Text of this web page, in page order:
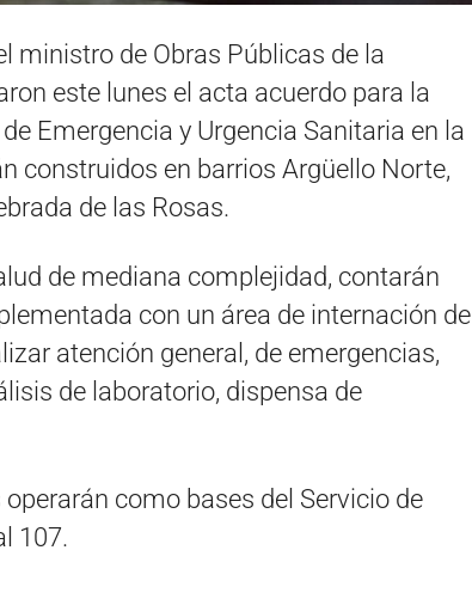
ministro de Obras Públicas de la
este lunes el acta acuerdo para la
Emergencia y Urgencia Sanitaria en la
construidos en barrios Argüello Norte,
de las Rosas.
de mediana complejidad, contarán
con un área de internación de
atención general, de emergencias,
de laboratorio, dispensa de
como bases del Servicio de
107.